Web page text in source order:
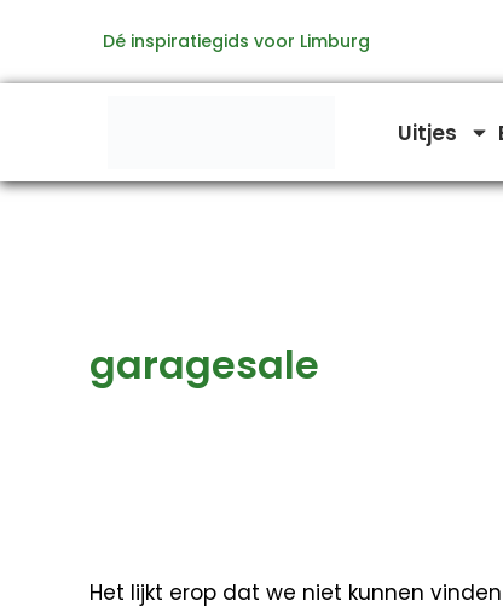
de
Dé inspiratiegids voor Limburg
Uitjes
garagesale
Het lijkt erop dat we niet kunnen
naar: